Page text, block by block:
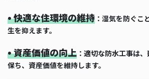
• 快適な住環境の維持 ：湿気を防ぐこ
生を抑えます。
• 資産価値の向上 ：適切な防水工事は
保ち、資産価値を維持します。